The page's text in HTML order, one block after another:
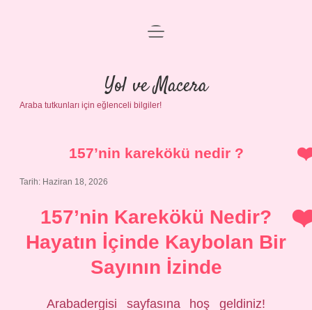
Anasayfa
Gizlilik Politikası
Yasal Uyarı
menüyü
Yol ve Macera
Araba tutkunları için eğlenceli bilgiler!
157’nin karekökü nedir ?
Tarih: Haziran 18, 2026
157’nin Karekökü Nedir?
Hayatın İçinde Kaybolan Bir
Sayının İzinde
Arabadergisi sayfasına hoş geldiniz!